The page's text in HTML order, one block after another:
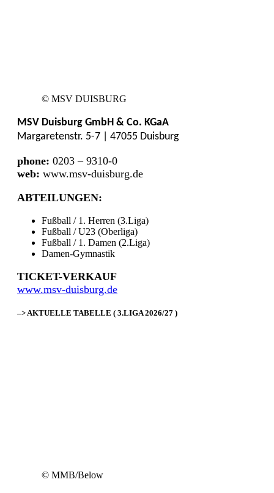
© MSV DUISBURG
MSV Duisburg GmbH & Co. KGaA
Margaretenstr. 5-7 | 47055 Duisburg
phone: 0203 – 9310-0
web: www.msv-duisburg.de
ABTEILUNGEN:
Fußball / 1. Herren (3.Liga)
Fußball / U23 (Oberliga)
Fußball / 1. Damen (2.Liga)
Damen-Gymnastik
TICKET-VERKAUF
www.msv-duisburg.de
–> AKTUELLE TABELLE ( 3.LIGA 2026/27 )
© MMB/Below